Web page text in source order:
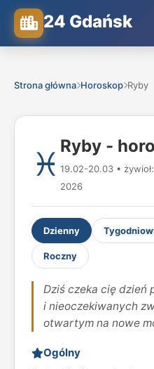
24 Gdańsk
Strona główna Horoskop Ryby
♓ Ryby -
19.02-20.03 •
2026
Dzienny
Roczny
Dziś czeka cię dzień
i nieoczekiwanych
otwartym na nowe
Ogólny